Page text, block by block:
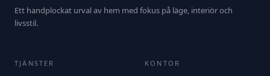
Ett handplockat urval av hem med fokus på läge, interiör och
livsstil.
TJÄNSTER KONTOR